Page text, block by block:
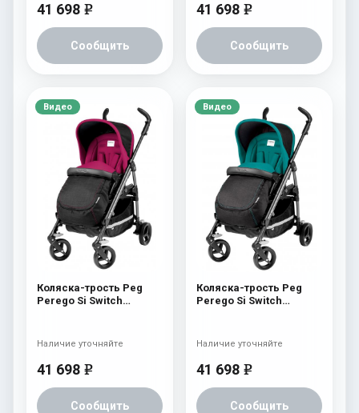
41 698 e
Сообщить
41 698 e
Сообщить
Видео
Коляска-трость Peg
Perego Si Switch
41 698 e
Сообщить
Наличие уточняйте
Видео
Коляска-трость Peg
Perego Si Switch
41 698 e
Сообщить
Наличие уточняйте